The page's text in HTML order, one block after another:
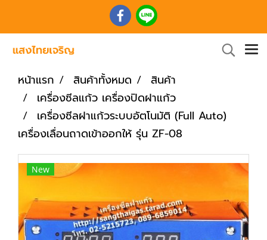
หน้าแรก สินค้าทั้งหมด
สินค้า
เครื่องซีลแก้ว เครื่องปิดฝาแก้ว
เครื่องซีลฝาแก้วระบบอัตโนมัติ (Full Auto)
เครื่องเลื่อนถาดเข้าออกให้ รุ่น ZF-08
New